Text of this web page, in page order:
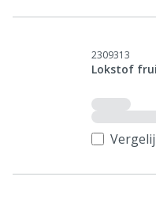
2309313
Lokstof